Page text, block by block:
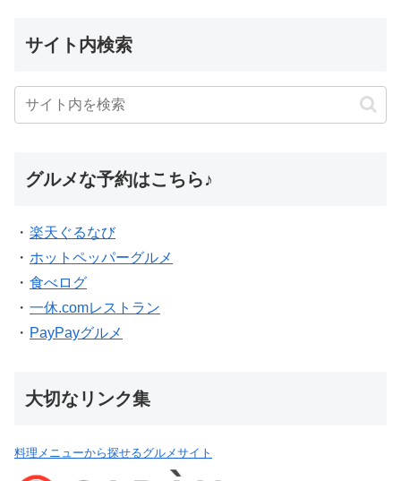
サイト内検索
グルメな予約はこちら♪
・ 楽天ぐるなび
・ ホットペッパーグルメ
・ 食べログ
・ 一休.comレストラン
・ PayPayグルメ
大切なリンク集
料理メニューから探せるグルメサイト